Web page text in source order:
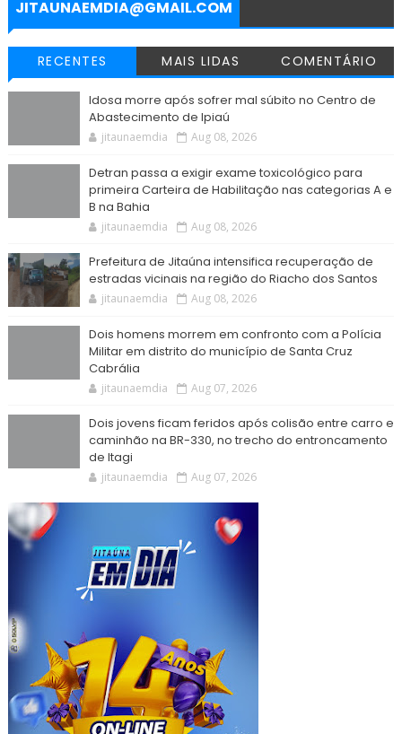
r
JITAUNAEMDIA@GMAIL.COM
RECENTES MAIS LIDAS COMENTÁRIO
Idosa morre após sofrer mal súbito no Centro de
Abastecimento de Ipiaú
jitaunaemdia Aug 08, 2026
Detran passa a exigir exame toxicológico para
primeira Carteira de Habilitação nas categorias A e
B na Bahia
jitaunaemdia Aug 08, 2026
Prefeitura de Jitaúna intensifica recuperação de
estradas vicinais na região do Riacho dos Santos
jitaunaemdia Aug 08, 2026
Dois homens morrem em confronto com a Polícia
Militar em distrito do município de Santa Cruz
Cabrália
jitaunaemdia Aug 07, 2026
Dois jovens ficam feridos após colisão entre carro e
caminhão na BR-330, no trecho do entroncamento
de Itagi
jitaunaemdia Aug 07, 2026